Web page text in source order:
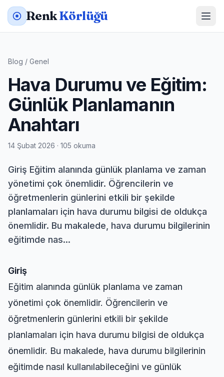
RenkKörlüğü
Blog / Genel
Hava Durumu ve Eğitim:
Günlük Planlamanın
Anahtarı
14 Şubat 2026 · 105 okuma
Giriş Eğitim alanında günlük planlama ve zaman
yönetimi çok önemlidir. Öğrencilerin ve
öğretmenlerin günlerini etkili bir şekilde
planlamaları için hava durumu bilgisi de oldukça
önemlidir. Bu makalede, hava durumu bilgilerinin
eğitimde nas...
Giriş
Eğitim alanında günlük planlama ve zaman
yönetimi çok önemlidir. Öğrencilerin ve
öğretmenlerin günlerini etkili bir şekilde
planlamaları için hava durumu bilgisi de oldukça
önemlidir. Bu makalede, hava durumu bilgilerinin
eğitimde nasıl kullanılabileceğini ve günlük